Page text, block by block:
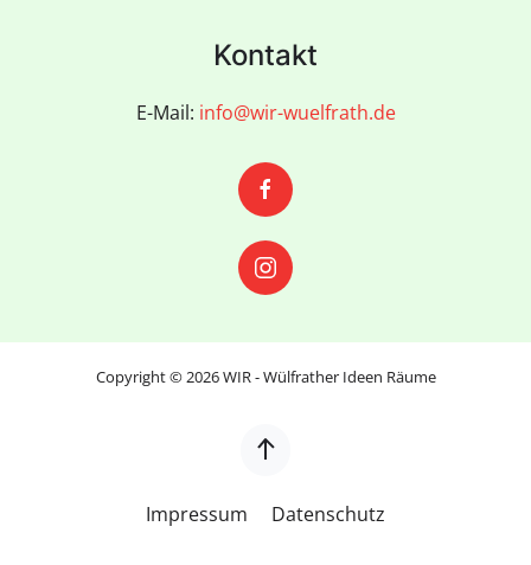
Kontakt
E-Mail: info@wir-wuelfrath.de
Copyright ©2026WIR - Wülfrather Ideen Räume
Impressum Datenschutz